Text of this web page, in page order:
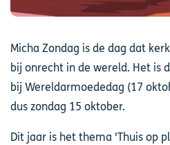
Micha Zondag is de dag dat
bij onrecht in de wereld. Het is
bij Wereldarmoededag (17
dus zondag 15 oktober.
Dit jaar is het thema 'Thuis op